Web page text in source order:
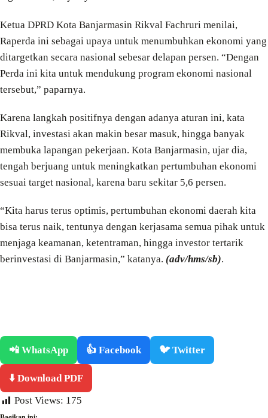
Ketua DPRD Kota Banjarmasin Rikval Fachruri menilai,
Raperda ini sebagai upaya untuk menumbuhkan ekonomi yang
ditargetkan secara nasional sebesar delapan persen. “Dengan
Perda ini kita untuk mendukung program ekonomi nasional
tersebut,” paparnya.
Karena langkah positifnya dengan adanya aturan ini, kata
Rikval, investasi akan makin besar masuk, hingga banyak
membuka lapangan pekerjaan. Kota Banjarmasin, ujar dia,
tengah berjuang untuk meningkatkan pertumbuhan ekonomi
sesuai target nasional, karena baru sekitar 5,6 persen.
“Kita harus terus optimis, pertumbuhan ekonomi daerah kita
bisa terus naik, tentunya dengan kerjasama semua pihak untuk
menjaga keamanan, ketentraman, hingga investor tertarik
berinvestasi di Banjarmasin,” katanya. (adv/hms/sb).
📲 WhatsApp 👍 Facebook 🐦 Twitter
⬇️ Download PDF
Post Views: 175